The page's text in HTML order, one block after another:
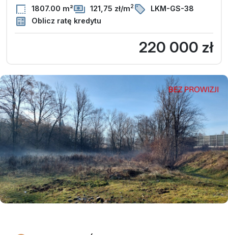
1807.00 m² 121,75 zł/m2
LKM-GS-38
Oblicz ratę kredytu
220 000 zł